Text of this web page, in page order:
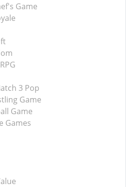
Game
3 Pop
Game
Game
Games